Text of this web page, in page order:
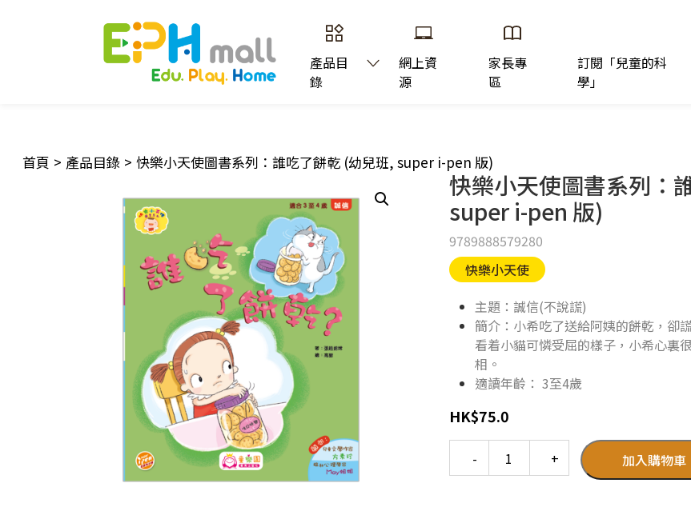
產品目
錄
網上資
源
家長專
區
訂閱「兒童的科
學」
首頁 > 產品目錄 > 快樂小天使圖書系列：誰吃了餅乾 (幼兒班, super i-pen 版)
快樂小天使圖書系列：
super i-pen 版)
9789888579280
快樂小天使
主題：誠信(不說謊)
簡介：小希吃了送給阿姨的餅乾，卻
看着小貓可憐受屈的樣子，小希心裏
相。
適讀年齡： 3至4歲
HK$75.0
加入購物車